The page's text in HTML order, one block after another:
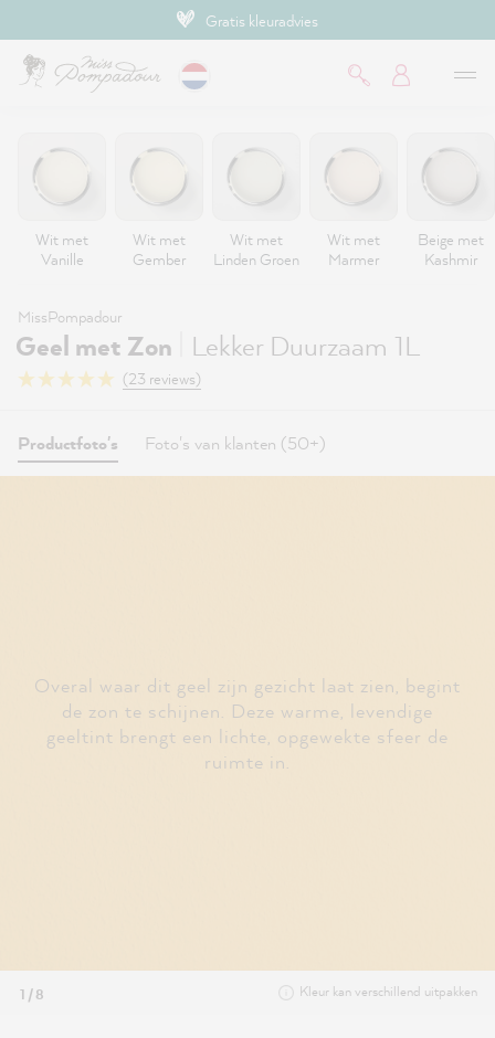
Gratis kleuradvies
Wit met
Vanille
Wit met
Gember
Wit met
Linden Groen
Wit met
Marmer
Beige met
Kashmir
MissPompadour
Geel met Zon Lekker Duurzaam 1L
(23 reviews)
Productfoto's Foto's van klanten (50+)
Overal waar dit geel zijn gezicht laat zien, begint
de zon te schijnen. Deze warme, levendige
geeltint brengt een lichte, opgewekte sfeer de
ruimte in.
1 / 8 Kleur kan verschillend uitpakken